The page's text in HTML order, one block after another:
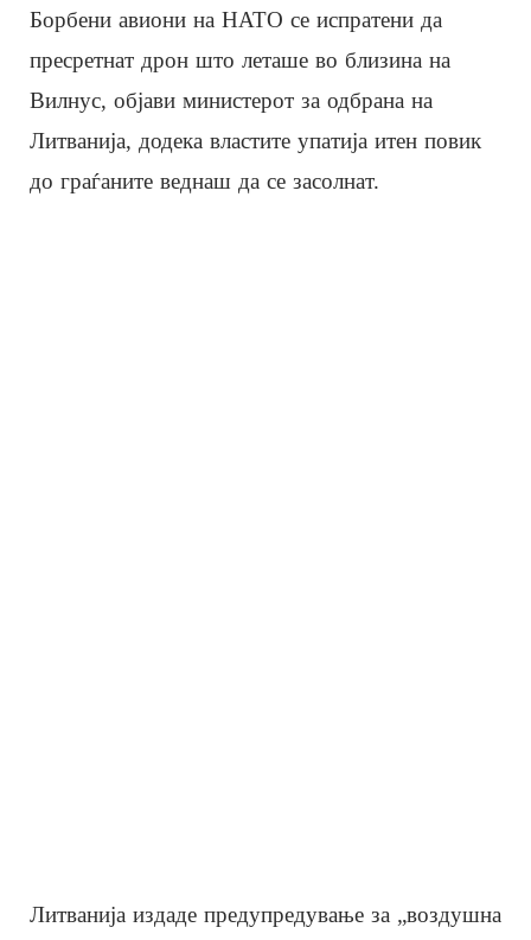
Борбени авиони на НАТО се испратени да
пресретнат дрон што леташе во близина на
Вилнус, објави министерот за одбрана на
Литванија, додека властите упатија итен повик
до граѓаните веднаш да се засолнат.
Литванија издаде предупредување за „воздушна